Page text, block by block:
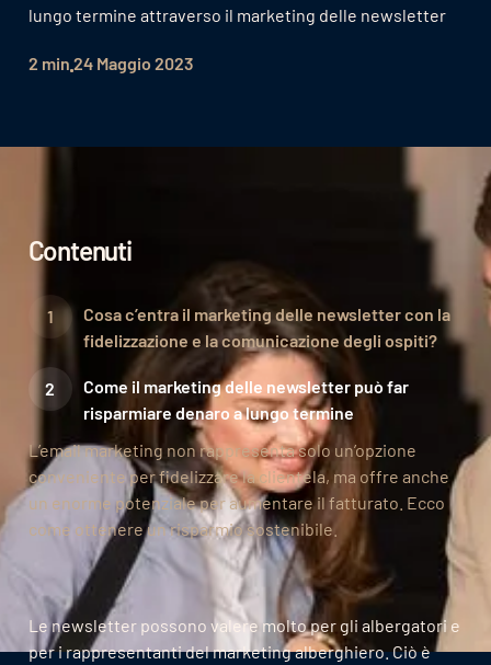
lungo termine attraverso il marketing delle newsletter
2 min 24 Maggio 2023
L’email marketing non rappresenta solo un’opzione
conveniente per fidelizzare la clientela, ma offre anche
un enorme potenziale per aumentare il fatturato. Ecco
come ottenere un risparmio sostenibile.
Le newsletter possono valere molto per gli albergatori e
per i rappresentanti del marketing alberghiero. Ciò è
Contenuti
Cosa c’entra il marketing delle newsletter con la
fidelizzazione e la comunicazione degli ospiti?
Come il marketing delle newsletter può far
risparmiare denaro a lungo termine